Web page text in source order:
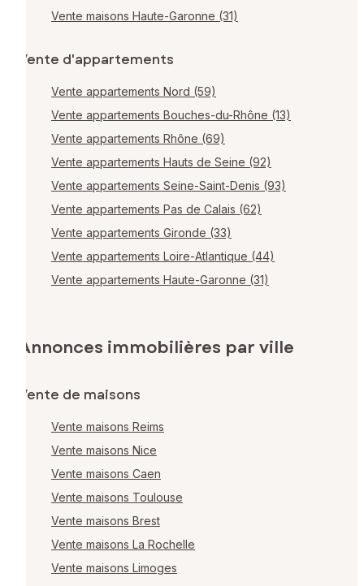
Vente maisons Haute-Garonne (31)
Vente d'appartements
Vente appartements Nord (59)
Vente appartements Bouches-du-Rhône (13)
Vente appartements Rhône (69)
Vente appartements Hauts de Seine (92)
Vente appartements Seine-Saint-Denis (93)
Vente appartements Pas de Calais (62)
Vente appartements Gironde (33)
Vente appartements Loire-Atlantique (44)
Vente appartements Haute-Garonne (31)
Annonces immobilières par ville
Vente de maisons
Vente maisons Reims
Vente maisons Nice
Vente maisons Caen
Vente maisons Toulouse
Vente maisons Brest
Vente maisons La Rochelle
Vente maisons Limoges